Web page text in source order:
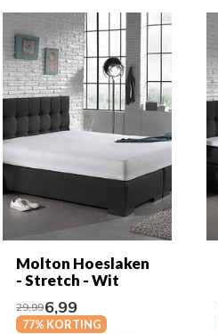
Molton Hoeslaken
- Stretch - Wit
29,996,99
77% KORTING